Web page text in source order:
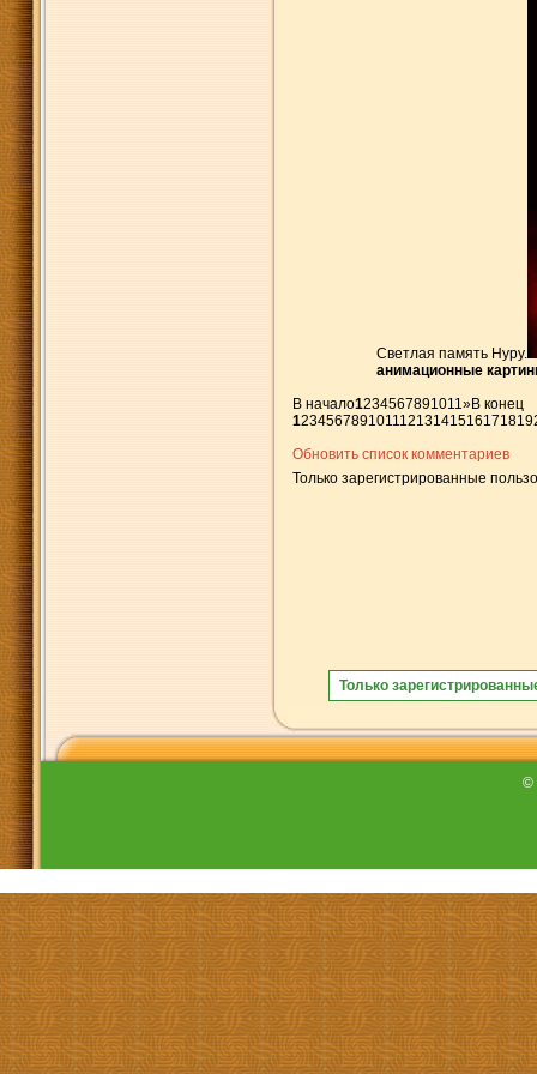
Светлая память Нуру.
анимационные
В начало1234567891011»В конец
12345678910111213141516171819
Обновить список комментариев
Только зарегистрированные
Только
©